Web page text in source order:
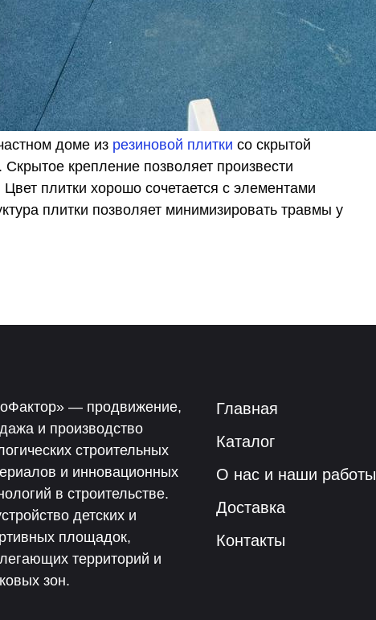
доме из резиновой плитки со скрытой
крепление позволяет произвести
плитки хорошо сочетается с элементами
плитки позволяет минимизировать травмы у
— продвижение,
и производство
строительных
и инновационных
в строительстве.
детских и
площадок,
территорий и
зон.
Главная
Каталог
О нас и наши работы
Доставка
Контакты